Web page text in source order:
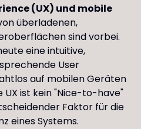
(UX) und mobile
überladenen,
sind vorbei.
eine intuitive,
User
auf mobilen Geräten
UX ist kein "Nice-to-have"
Faktor für die
eines Systems.